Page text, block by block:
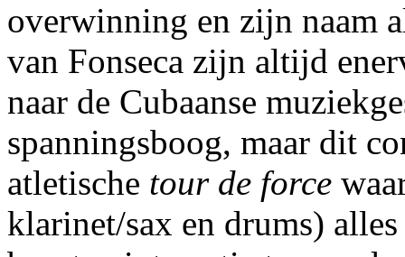
overwinning en zijn naam
van Fonseca zijn altijd
naar de Cubaanse
spanningsboog, maar dit
atletische tour de force
klarinet/sax en drums)